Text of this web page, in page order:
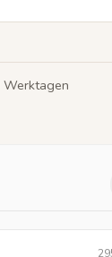
Werktagen